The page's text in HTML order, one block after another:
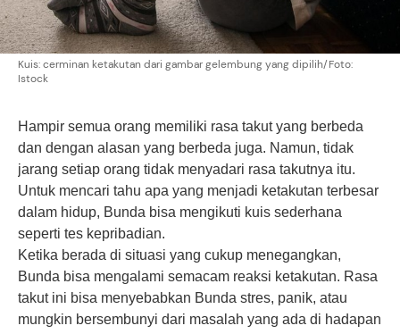
Kuis: cerminan ketakutan dari gambar gelembung yang dipilih/Foto:
Istock
Hampir semua orang memiliki rasa takut yang berbeda
dan dengan alasan yang berbeda juga. Namun, tidak
jarang setiap orang tidak menyadari rasa takutnya itu.
Untuk mencari tahu apa yang menjadi ketakutan terbesar
dalam hidup, Bunda bisa mengikuti kuis sederhana
seperti tes kepribadian.
Ketika berada di situasi yang cukup menegangkan,
Bunda bisa mengalami semacam reaksi ketakutan. Rasa
takut ini bisa menyebabkan Bunda stres, panik, atau
mungkin bersembunyi dari masalah yang ada di hadapan